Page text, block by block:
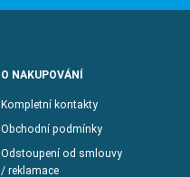
O NAKUPOVÁNÍ
Kompletní kontakty
Obchodní podmínky
Odstoupení od smlouvy
/ reklamace